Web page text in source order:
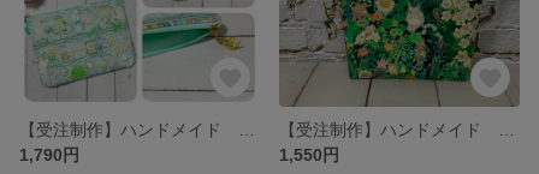
1,790円
1,550円